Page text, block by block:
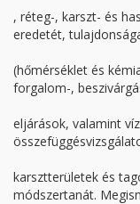
, réteg-, karszt- és
eredetét,
(hőmérséklet és
forgalom-,
eljárások, valamint
karsztterületek és
módszertanát.